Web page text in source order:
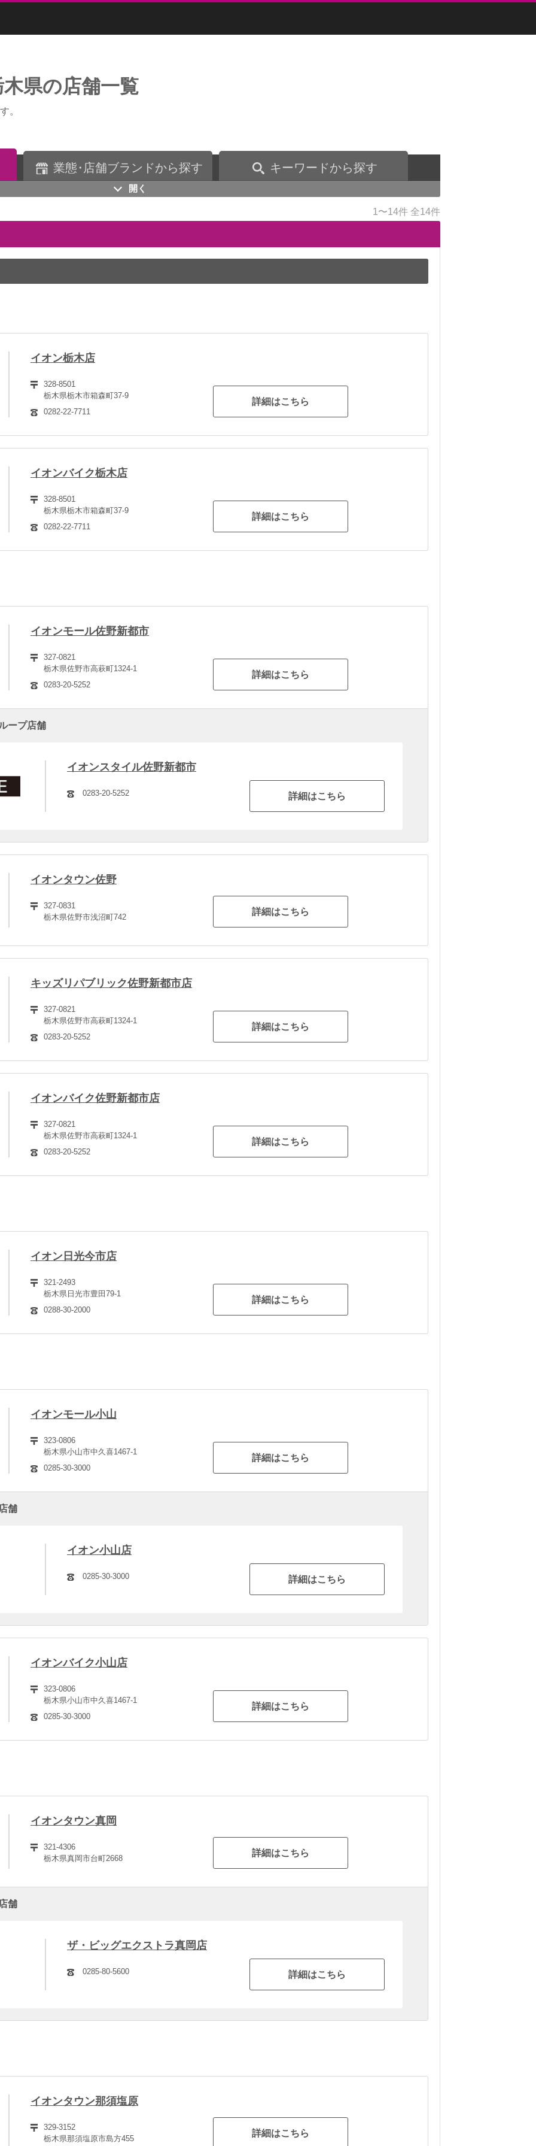
県の店舗一覧
。
業態・ 店舗ブランドから探す キーワードから探す
開く
1〜14件 全14件
イオン栃木店
328-8501
栃木県栃木市箱森町37-9
0282-22-7711
詳細はこちら
イオンバイク栃木店
328-8501
栃木県栃木市箱森町37-9
0282-22-7711
詳細はこちら
イオンモール佐野新都市
327-0821
栃木県佐野市高萩町1324-1
0283-20-5252
詳細はこちら
ープ店舗
イオンスタイル佐野新都市
0283-20-5252 詳細はこちら
イオンタウン佐野
327-0831
栃木県佐野市浅沼町742
詳細はこちら
キッズリパブリック佐野新都市店
327-0821
栃木県佐野市高萩町1324-1
0283-20-5252
詳細はこちら
イオンバイク佐野新都市店
327-0821
栃木県佐野市高萩町1324-1
0283-20-5252
詳細はこちら
イオン日光今市店
321-2493
栃木県日光市豊田79-1
0288-30-2000
詳細はこちら
イオンモール小山
323-0806
栃木県小山市中久喜1467-1
0285-30-3000
詳細はこちら
舗
イオン小山店
0285-30-3000 詳細はこちら
イオンバイク小山店
323-0806
栃木県小山市中久喜1467-1
0285-30-3000
詳細はこちら
イオンタウン真岡
321-4306
栃木県真岡市台町2668
詳細はこちら
舗
ザ・ビッグエクストラ真岡店
0285-80-5600 詳細はこちら
イオンタウン那須塩原
329-3152
栃木県那須塩原市島方455
詳細はこちら